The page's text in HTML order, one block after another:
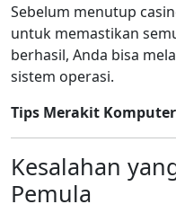
Sebelum menutup
untuk memastikan
berhasil, Anda bisa
sistem operasi.
Tips Merakit
Kesalahan
Pemula